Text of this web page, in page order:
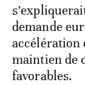
demande
accélération
maintien de
favorables.